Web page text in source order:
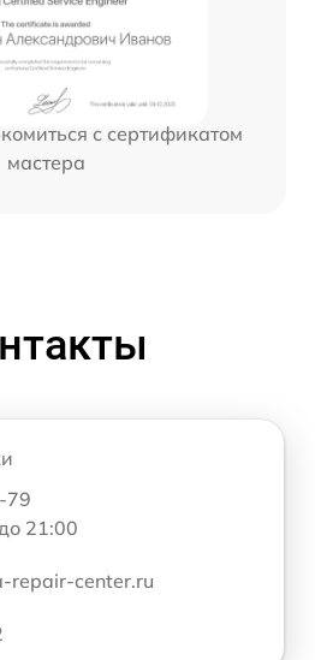
с сертификатом
мастера
79
21:00
repair-center.ru